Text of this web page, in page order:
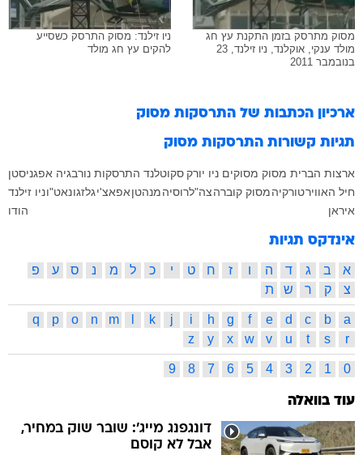
מסוק מתרסק בזמן התקנת עץ חג
מולד ענקי, אוקלנד, ניו זילנד, 23
בנובמבר 2011
ניו זילנד: מסוק התרסק כשסייע
להקים עץ חג מולד
ארכיון הכתבות של התרסקות מסוק
תגיות קשורות התרסקות מסוק
ארצות הברית מסוק מסוקים ניו יורק סקוטלנד התרסקות נורבגיה אפגניסטן
חיל האווירטורקיהמסוק קוברהצה"לרוסיהמנהטןאפאצ'יגלזגונאט"וניו זילנד
איראן
הודו
אינדקס תגיות
א ב ג ד ה ו ז ח ט י כ ל מ נ ס ע
פ
צ
ק ר ש ת
a
b
c
d
e
f
g
h
i
j
k
m
n
o
p
q
r
s
t
u
v
w
x
y
z
0
1
2
3
4
5
6
7
8
9
עוד בוואלה
דונגפנג מייג': שובר שוק במחיר,
אבל לא קוסם